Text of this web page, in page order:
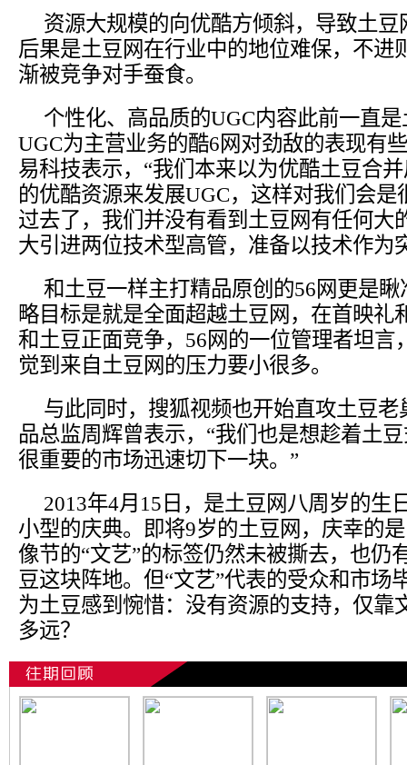
资源大规模的向优酷方倾斜，导致土
后果是土豆网在行业中的地位难保，不进
渐被竞争对手蚕食。
个性化、高品质的UGC内容此前一直
UGC为主营业务的酷6网对劲敌的表现有
易科技表示，“我们本来以为优酷土豆合
的优酷资源来发展UGC，这样对我们会
过去了，我们并没有看到土豆网有任何大
大引进两位技术型高管，准备以技术作为
和土豆一样主打精品原创的56网更是
略目标是就是全面超越土豆网，在首映礼
和土豆正面竞争，56网的一位管理者坦言
觉到来自土豆网的压力要小很多。
与此同时，搜狐视频也开始直攻土豆
品总监周辉曾表示，“我们也是想趁着土
很重要的市场迅速切下一块。”
2013年4月15日，是土豆网八周岁的生
小型的庆典。即将9岁的土豆网，庆幸的
像节的“文艺”的标签仍然未被撕去，也仍
豆这块阵地。但“文艺”代表的受众和市场
为土豆感到惋惜：没有资源的支持，仅靠
多远？